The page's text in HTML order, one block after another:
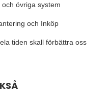
övriga system
och Inköp
tiden skall förbättra oss